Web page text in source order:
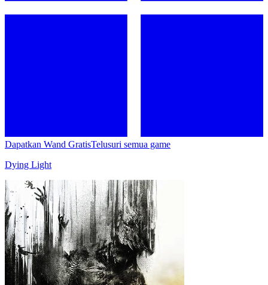
Dapatkan Wand GratisTelusuri semua game
Dying Light